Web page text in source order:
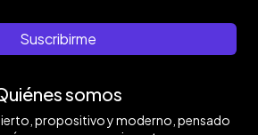
Suscribirme
somos
propositivo y moderno, pensado